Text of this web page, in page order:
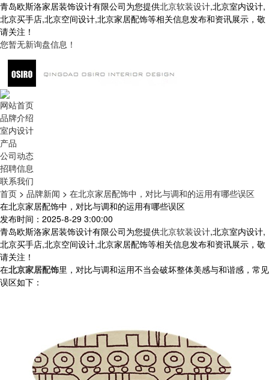
青岛欧斯洛家居装饰设计有限公司为您提供北京软装设计,北京室内设计,
北京买手店,北京空间设计,北京家居配饰等相关信息发布和资讯展示，敬
请关注！
您暂无新询盘信息！
网站首页
品牌介绍
室内设计
产品
公司动态
招聘信息
联系我们
首页 > 品牌新闻 > 在北京家居配饰中，对比与调和的运用有哪些误区
在北京家居配饰中，对比与调和的运用有哪些误区
发布时间：2025-8-29 3:00:00
青岛欧斯洛家居装饰设计有限公司为您提供北京软装设计,北京室内设计,
北京买手店,北京空间设计,北京家居配饰等相关信息发布和资讯展示，敬
请关注！
在北京家居配饰里，对比与调和运用不当会破坏整体美感与和谐感，常见
误区如下：